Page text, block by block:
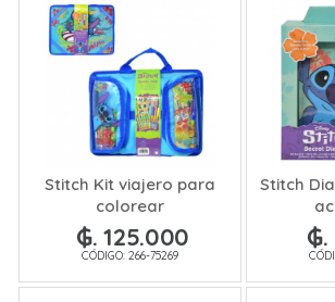
Stitch Kit viajero para
colorear
₲. 125.000
CÓDIGO: 266-75269
Stitch
₲.